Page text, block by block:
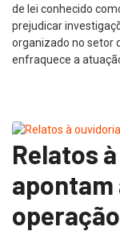
de lei conhecido
prejudicar
organizado no setor
enfraquece a
Relatos
apontam